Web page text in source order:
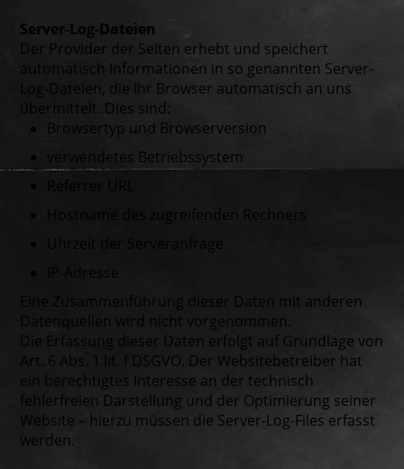
Server-Log-Dateien
Der Provider der Seiten erhebt und speichert
automatisch Informationen in so genannten Server-
Log-Dateien, die Ihr Browser automatisch an uns
übermittelt. Dies sind:
Browsertyp und Browserversion
verwendetes Betriebssystem
Hostname des zugreifenden Rechners
IP-Adresse
Eine Zusammenführung dieser Daten mit anderen
Datenquellen wird nicht vorgenommen.
Die Erfassung dieser Daten erfolgt auf Grundlage von
Art. 6 Abs. 1 lit. f DSGVO. Der Websitebetreiber hat
ein berechtigtes Interesse an der technisch
fehlerfreien Darstellung und der Optimierung seiner
Website – hierzu müssen die Server-Log-Files erfasst
werden.